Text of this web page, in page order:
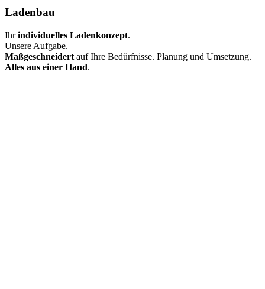
Ladenbau
Ihrindividuelles Ladenkonzept.
Unsere Aufgabe.
Maßgeschneidert auf Ihre Bedürfnisse. Planung und Umsetzung.
Alles aus einer Hand.